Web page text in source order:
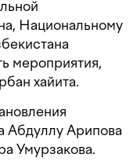
Национальному
мероприятия,
хайита.
Абдуллу Арипова
Умурзакова.